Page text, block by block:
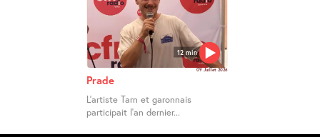
12 min
09 Juillet 2026
Prade
L’artiste Tarn et garonnais
participait l’an dernier...